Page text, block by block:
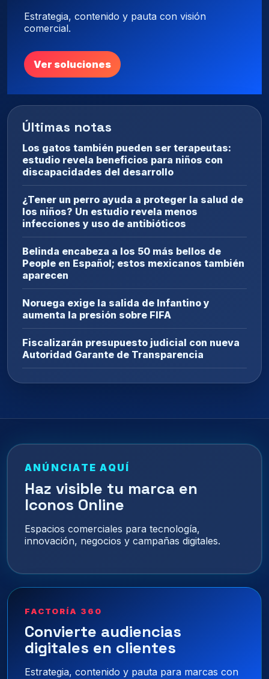
Estrategia, contenido y pauta con visión
comercial.
Ver soluciones
Últimas notas
Los gatos también pueden ser terapeutas:
estudio revela beneficios para niños con
discapacidades del desarrollo
¿Tener un perro ayuda a proteger la salud de
los niños? Un estudio revela menos
infecciones y uso de antibióticos
Belinda encabeza a los 50 más bellos de
People en Español; estos mexicanos también
aparecen
Noruega exige la salida de Infantino y
aumenta la presión sobre FIFA
Fiscalizarán presupuesto judicial con nueva
Autoridad Garante de Transparencia
ANÚNCIATE AQUÍ
Haz visible tu marca en
Iconos Online
Espacios comerciales para tecnología,
innovación, negocios y campañas digitales.
FACTORÍA 360
Convierte audiencias
digitales en clientes
Estrategia, contenido y pauta para marcas con